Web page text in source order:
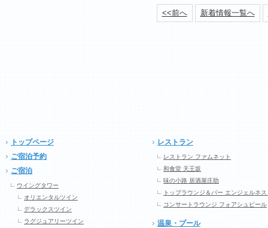
<<前へ 新着情報一覧へ
トップページ
ご宿泊予約
ご宿泊
ウイングタワー
オリエンタルツイン
デラックスツイン
ラグジュアリーツイン
レストラン
レストラン ファムネット
和食堂 天王坂
味の小路 居酒屋庄助
トップラウンジ＆バー エンジェルネス
コンサートラウンジ フォアシュピール
温泉・プール